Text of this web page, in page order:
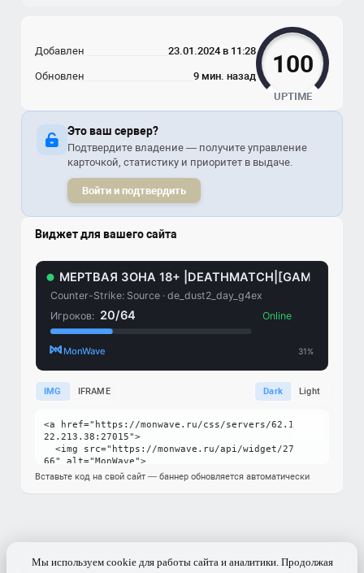
Добавлен 23.01.2024 в 11:28
Обновлен 9 мин. назад 100
UPTIME
Это ваш сервер?
Подтвердите владение — получите управление
карточкой, статистику и приоритет в выдаче.
Войти и подтвердить
Виджет для вашего сайта
IMG IFRAME Dark Light
Вставьте код на свой сайт — баннер обновляется автоматически